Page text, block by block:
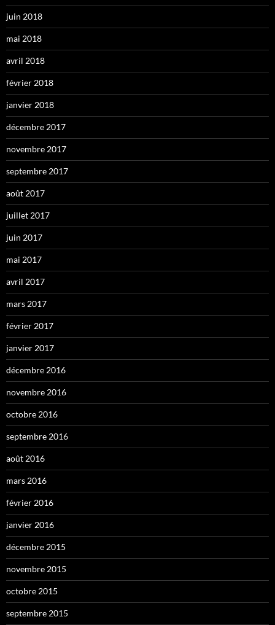
juin 2018
mai 2018
avril 2018
février 2018
janvier 2018
décembre 2017
novembre 2017
septembre 2017
août 2017
juillet 2017
juin 2017
mai 2017
avril 2017
mars 2017
février 2017
janvier 2017
décembre 2016
novembre 2016
octobre 2016
septembre 2016
août 2016
mars 2016
février 2016
janvier 2016
décembre 2015
novembre 2015
octobre 2015
septembre 2015